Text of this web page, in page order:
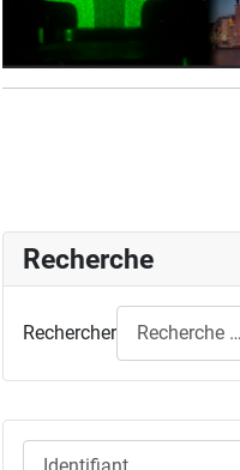
Recherche
Rechercher